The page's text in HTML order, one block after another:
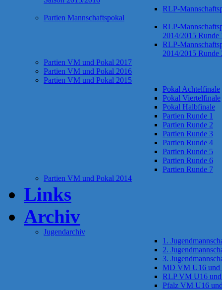
RLP-
Partien Mannschaftspokal
RLP-
2014/2015 Runde
RLP-
2014/2015 Runde
Partien VM und Pokal 2017
Partien VM und Pokal 2016
Partien VM und Pokal 2015
Pokal Achtelfinale
Pokal Viertelfinale
Pokal Halbfinale
Partien Runde 1
Partien Runde 2
Partien Runde 3
Partien Runde 4
Partien Runde 5
Partien Runde 6
Partien Runde 7
Partien VM und Pokal 2014
Links
Archiv
Jugendarchiv
1.
2.
3.
MD VM U16 und
RLP VM U16
Pfalz VM U16